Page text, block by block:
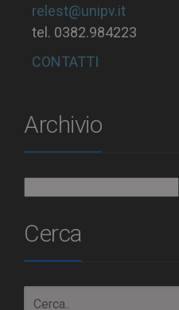
relest@unipv.it
tel. 0382.984223
CONTATTI
Archivio
Cerca